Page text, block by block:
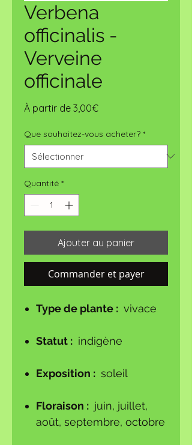
Verbena
officinalis -
Verveine
officinale
À partir de 3,00€Prix
Que souhaitez-vous acheter? *
Quantité *
Ajouter au panier
Commander et payer
Type de plante : vivace
Statut : indigène
Exposition : soleil
Floraison : juin, juillet,
août, septembre, octobre